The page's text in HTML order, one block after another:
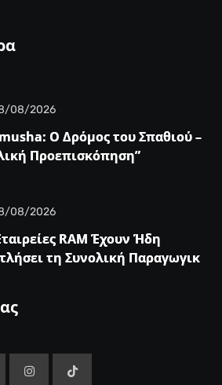
08/2026
Ο Δρόμος του Σπαθιού –
Προεπισκόπηση”
08/2026
RAM Έχουν Ήδη
τη Συνολική Παραγωγική